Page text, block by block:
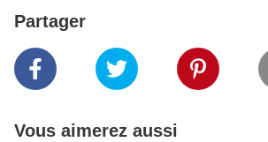
Partager
Vous aimerez aussi